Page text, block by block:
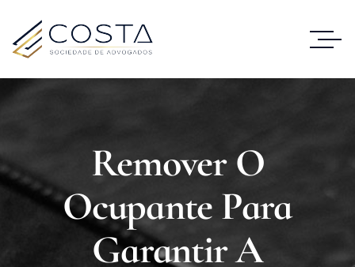
Remover O
Ocupante Para
Garantir A